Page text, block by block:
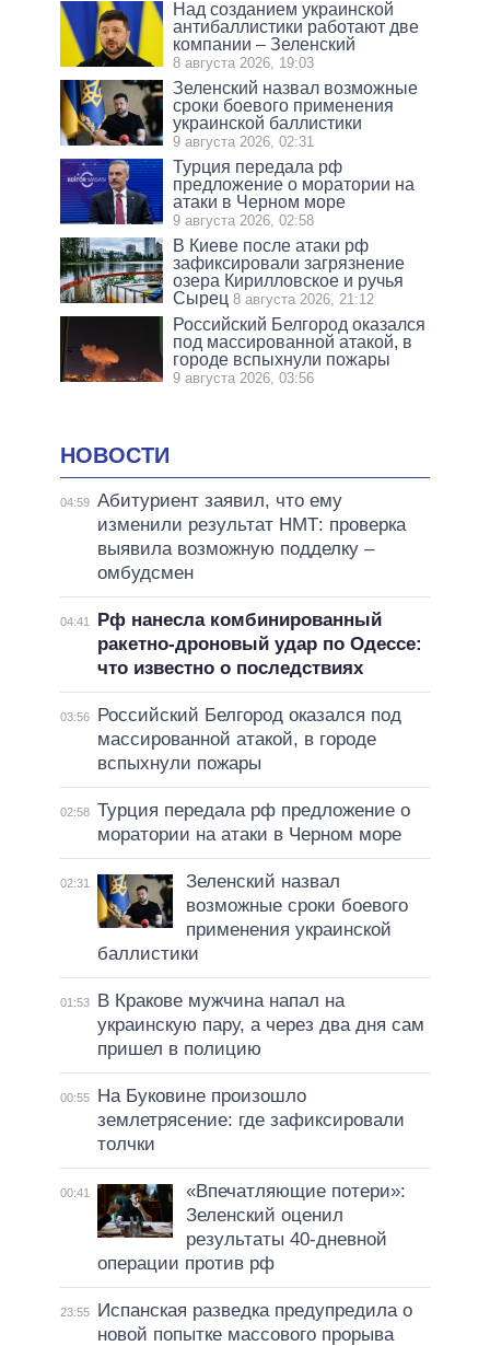
Над созданием украинской
антибаллистики работают две
компании – Зеленский
8 августа 2026, 19:03
Зеленский назвал возможные
сроки боевого применения
украинской баллистики
9 августа 2026, 02:31
Турция передала рф
предложение о моратории на
атаки в Черном море
9 августа 2026, 02:58
В Киеве после атаки рф
зафиксировали загрязнение
озера Кирилловское и ручья
Сырец 8 августа 2026, 21:12
Российский Белгород оказался
под массированной атакой, в
городе вспыхнули пожары
9 августа 2026, 03:56
НОВОСТИ
04:59 Абитуриент заявил, что ему
изменили результат НМТ: проверка
выявила возможную подделку –
омбудсмен
04:41
Рф нанесла комбинированный
ракетно-дроновый удар по Одессе:
что известно о последствиях
03:56
Российский Белгород оказался под
массированной атакой, в городе
вспыхнули пожары
02:58 Турция передала рф предложение о
моратории на атаки в Черном море
02:31
Зеленский назвал
возможные сроки боевого
применения украинской
баллистики
01:53
В Кракове мужчина напал на
украинскую пару, а через два дня сам
пришел в полицию
00:55
На Буковине произошло
землетрясение: где зафиксировали
толчки
00:41
«Впечатляющие потери»:
Зеленский оценил
результаты 40-дневной
операции против рф
23:55
Испанская разведка предупредила о
новой попытке массового прорыва